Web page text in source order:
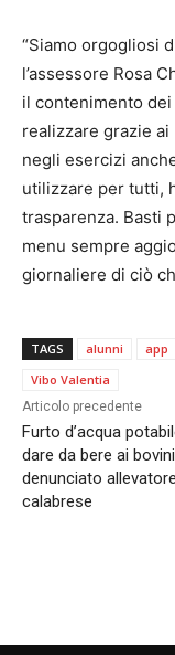
“Siamo orgogliosi
l’assessore Rosa
il contenimento
realizzare grazie
negli esercizi
utilizzare per tutti,
trasparenza. Basti
menu sempre
giornaliere di ciò
TAGS alunni app
Vibo Valentia
Articolo precedente
Furto d’acqua
dare da bere ai
denunciato allevatore
calabrese